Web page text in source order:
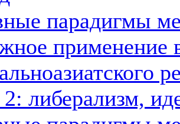
парадигмы
применение
либерализм,